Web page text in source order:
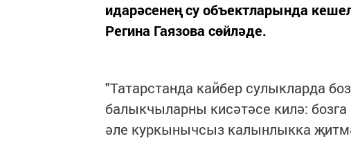
идарәсенең су объектларында
Регина Гаязова сөйләде.
"Татарстанда кайбер сулыкларда
балыкчыларны кисәтәсе килә:
әле куркынычсыз калынлыкка